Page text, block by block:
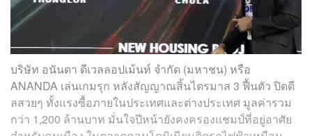
บริษัท อนันดา ดีเวลลอปเม้นท์ จำกัด (มหาชน) หรือ
ANANDA เล่นเกมรุก หลังสัญญาณสิ้นไตรมาส 3 ฟื้นตัว ปิดดี
ลสวยๆ ทั้งแรงซื้อภายในประเทศและต่างประเทศ มูลค่ารวม
กว่า 1,200 ล้านบาท มั่นใจปีหน้ายังคงครองแชมป์ที่อยู่อาศัย